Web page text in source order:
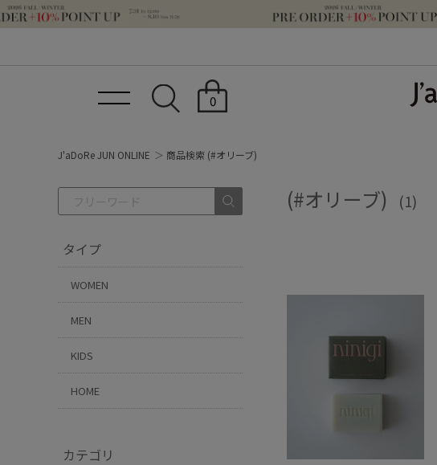
0
J'aDoRe JUN ONLINE 商品検索 (#オリーブ)
タイプ
WOMEN
MEN
KIDS
HOME
カテゴリ
(#オリーブ) (1)